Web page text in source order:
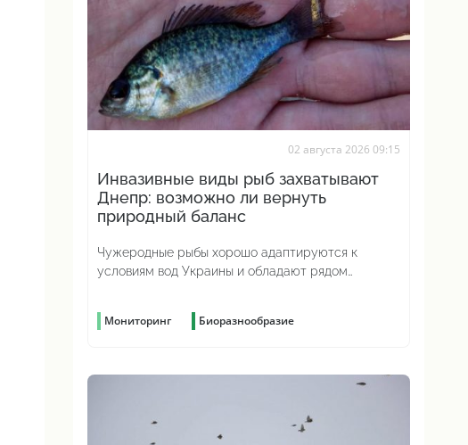
02 августа 2026 09:15
Инвазивные виды рыб захватывают
Днепр: возможно ли вернуть
природный баланс
Чужеродные рыбы хорошо адаптируются к
условиям вод Украины и обладают рядом
Мониторинг Биоразнообразие